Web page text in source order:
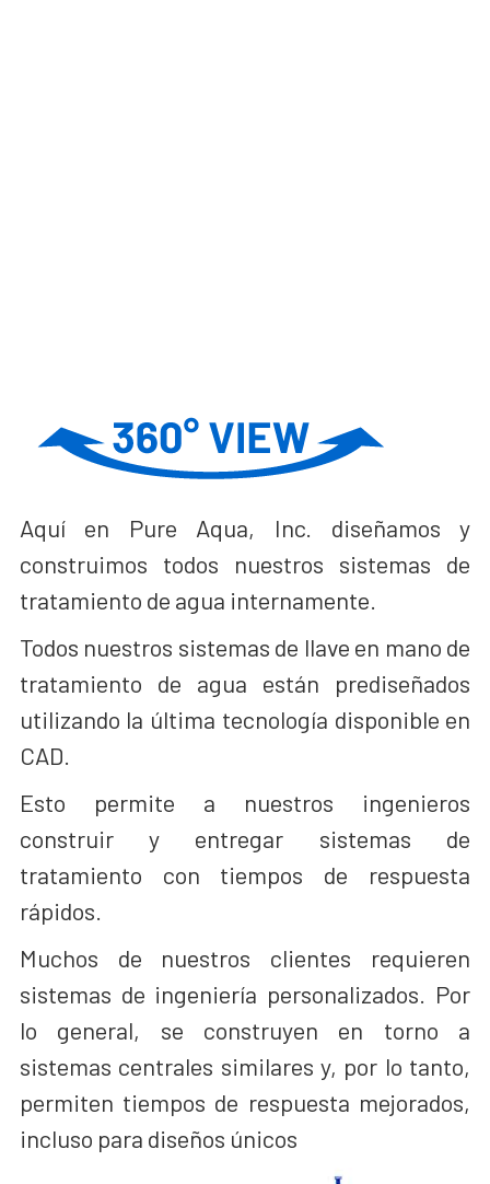
Aquí en Pure Aqua, Inc. diseñamos y
construimos todos nuestros sistemas de
tratamiento de agua internamente.
Todos nuestros sistemas de llave en mano de
tratamiento de agua están prediseñados
utilizando la última tecnología disponible en
CAD.
Esto permite a nuestros ingenieros
construir y entregar sistemas de
tratamiento con tiempos de respuesta
rápidos.
Muchos de nuestros clientes requieren
sistemas de ingeniería personalizados. Por
lo general, se construyen en torno a
sistemas centrales similares y, por lo tanto,
permiten tiempos de respuesta mejorados,
incluso para diseños únicos